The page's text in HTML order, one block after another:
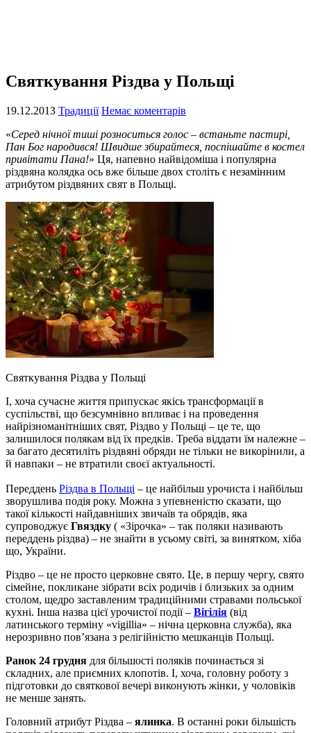
Святкування Різдва у Польщі
19.12.2013 Традиції Немає коментарів
«Серед нічної тиші розноситься голос – встаньте пастирі,
Пан Бог народився! Швидше збирайтеся, поспішайте в костел
привітати Пана!» Ця, напевно найвідоміша і популярна
різдвяна колядка ось вже більше двох століть є незамінним
атрибутом різдвяних свят в Польщі.
Святкування Різдва у Польщі
І, хоча сучасне життя припускає якісь трансформації в
суспільстві, що безсумнівно впливає і на проведення
найрізноманітніших свят, Різдво у Польщі – це те, що
залишилося полякам від їх предків. Треба віддати їм належне –
за багато десятиліть різдвяні обряди не тільки не викорінили, а
й навпаки – не втратили своєї актуальності.
Переддень Різдва в Польщі – це найбільш урочиста і найбільш
зворушлива подія року. Можна з упевненістю сказати, що
такої кількості найдавніших звичаїв та обрядів, яка
супроводжує Гвяздку ( «Зірочка» – так поляки називають
переддень різдва) – не знайти в усьому світі, за винятком, хіба
що, України.
Різдво – це не просто церковне свято. Це, в першу чергу, свято
сімейне, покликане зібрати всіх родичів і близьких за одним
столом, щедро заставленим традиційними стравами польської
кухні. Інша назва цієї урочистої події – Вігілія (від
латинського терміну «vigillia» – нічна церковна служба), яка
нерозривно пов’язана з релігійністю мешканців Польщі.
Ранок 24 грудня для більшості поляків починається зі
складних, але приємних клопотів. І, хоча, головну роботу з
підготовки до святкової вечері виконують жінки, у чоловіків
не менше занять.
Головний атрибут Різдва – ялинка. В останні роки більшість